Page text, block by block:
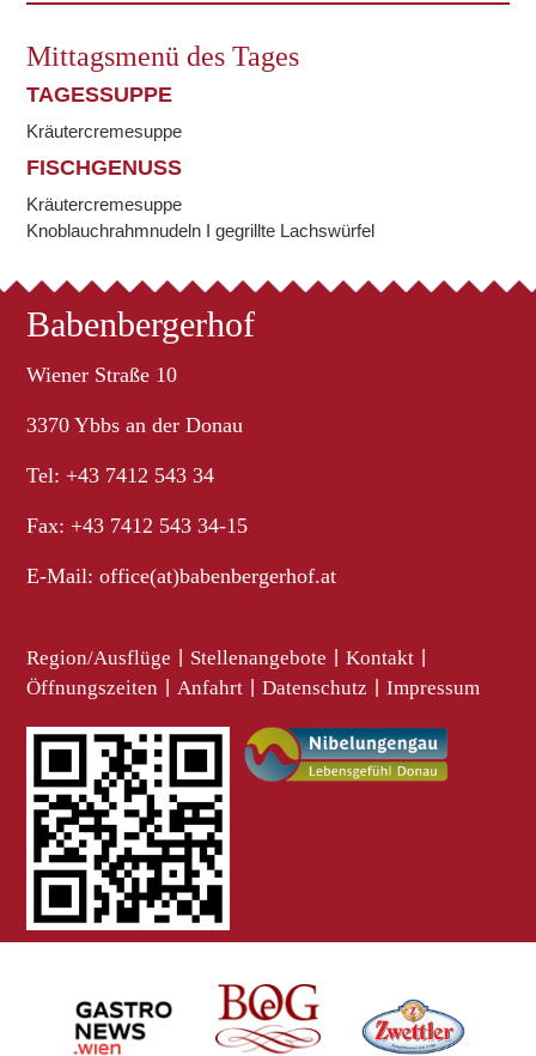
Mittagsmenü des Tages
TAGESSUPPE
Kräutercremesuppe
FISCHGENUSS
Kräutercremesuppe
Knoblauchrahmnudeln I gegrillte Lachswürfel
Babenbergerhof
Wiener Straße 10
3370 Ybbs an der Donau
Tel: +43 7412 543 34
Fax: +43 7412 543 34-15
E-Mail:office(at)babenbergerhof.at
Region/Ausflüge Stellenangebote Kontakt
Öffnungszeiten Anfahrt Datenschutz Impressum